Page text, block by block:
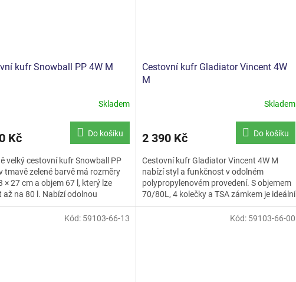
kufr Snowball PP 4W M
Skladem
Kč Do košíku
velký cestovní kufr Snowball PP
tmavě zelené barvě má rozměry
× 27 cm a objem 67 l, který lze
až na 80 l. Nabízí odolnou
Cestovní kufr Gladiator Vincent 4W
M
Skladem
2 390 Kč Do košíku
Cestovní kufr Gladiator Vincent 4W M
nabízí styl a funkčnost v odolném
polypropylenovém provedení. S objemem
70/80L, 4 kolečky a TSA zámkem je ideální
volbou pro bezpečné a...
Kód: 59103-66-13 Kód: 59103-66-00